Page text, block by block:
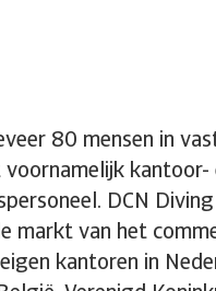
80 mensen in
kantoor-
DCN
markt van het
kantoren in